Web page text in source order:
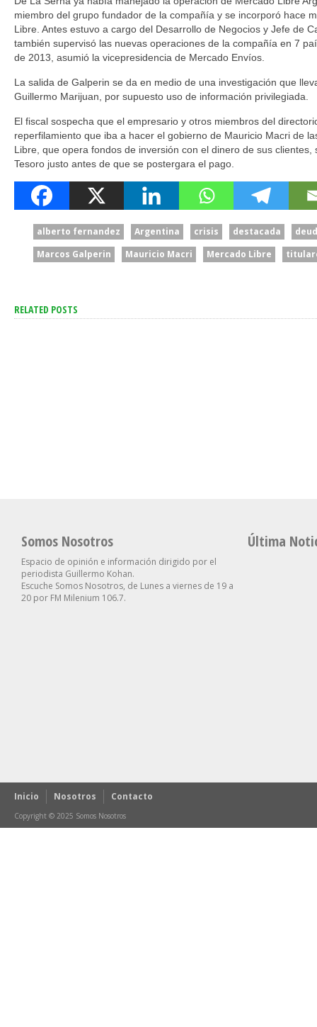
miembro del grupo fundador de la compañía y se incorporó hace
Libre. Antes estuvo a cargo del Desarrollo de Negocios y Jefe de
también supervisó las nuevas operaciones de la compañía en 7
de 2013, asumió la vicepresidencia de Mercado Envíos.
La salida de Galperin se da en medio de una investigación que
Guillermo Marijuan, por supuesto uso de información privilegiada.
El fiscal sospecha que el empresario y otros miembros del
reperfilamiento que iba a hacer el gobierno de Mauricio Macri de
Libre, que opera fondos de inversión con el dinero de sus
Tesoro justo antes de que se postergara el pago.
alberto fernandez Argentina crisis destacada
Marcos Galperin
Mauricio Macri Mercado Libre
RELATED POSTS
Somos Nosotros
Espacio de opinión e información dirigido por el
periodista Guillermo Kohan.
Escuche Somos Nosotros, de Lunes a viernes de 19 a
20 por FM Milenium 106.7.
Última
Inicio Nosotros Contacto
Copyright © 2025 Somos Nosotros